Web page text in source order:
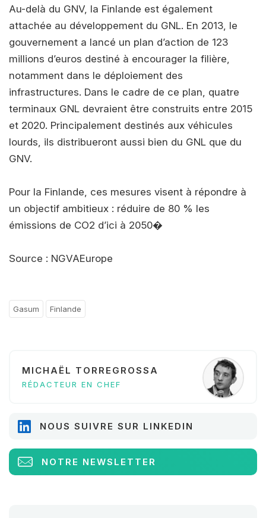
Au-delà du GNV, la Finlande est également
attachée au développement du GNL. En 2013, le
gouvernement a lancé un plan d’action de 123
millions d’euros destiné à encourager la filière,
notamment dans le déploiement des
infrastructures. Dans le cadre de ce plan, quatre
terminaux GNL devraient être construits entre 2015
et 2020. Principalement destinés aux véhicules
lourds, ils distribueront aussi bien du GNL que du
GNV.
Pour la Finlande, ces mesures visent à répondre à
un objectif ambitieux : réduire de 80 % les
émissions de CO2 d’ici à 2050�
Source : NGVAEurope
Gasum Finlande
MICHAËL TORREGROSSA
RÉDACTEUR EN CHEF
NOUS SUIVRE SUR LINKEDIN
NOTRE NEWSLETTER